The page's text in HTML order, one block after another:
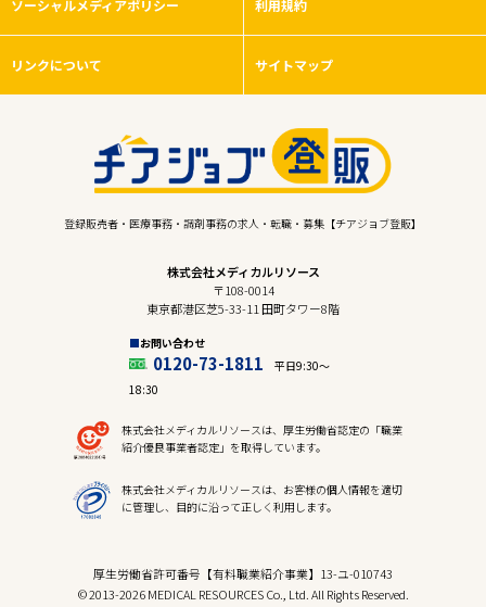
ソーシャルメディアポリシー 利用規約
リンクについて サイトマップ
登録販売者・医療事務・調剤事務の求人・転職・募集【チアジョブ登販】
株式会社メディカルリソース
〒108-0014
東京都港区芝5-33-11 田町タワー8階
お問い合わせ
0120-73-1811
平日9:30〜
18:30
株式会社メディカルリソースは、厚生労働省認定の「職業
紹介優良事業者認定」を取得しています。
株式会社メディカルリソースは、お客様の個人情報を適切
に管理し、目的に沿って正しく利用します。
厚生労働省許可番号【有料職業紹介事業】13-ユ-010743
© 2013-2026 MEDICAL RESOURCES Co., Ltd. All Rights Reserved.